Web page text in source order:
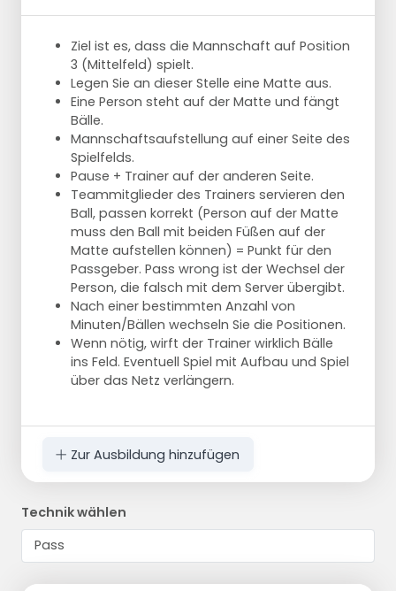
Ziel ist es, dass die Mannschaft auf Position
3 (Mittelfeld) spielt.
Legen Sie an dieser Stelle eine Matte aus.
Eine Person steht auf der Matte und fängt
Bälle.
Mannschaftsaufstellung auf einer Seite des
Spielfelds.
Pause + Trainer auf der anderen Seite.
Teammitglieder des Trainers servieren den
Ball, passen korrekt (Person auf der Matte
muss den Ball mit beiden Füßen auf der
Matte aufstellen können) = Punkt für den
Passgeber. Pass wrong ist der Wechsel der
Person, die falsch mit dem Server übergibt.
Nach einer bestimmten Anzahl von
Minuten/Bällen wechseln Sie die Positionen.
Wenn nötig, wirft der Trainer wirklich Bälle
ins Feld. Eventuell Spiel mit Aufbau und Spiel
über das Netz verlängern.
Zur Ausbildung hinzufügen
Technik wählen